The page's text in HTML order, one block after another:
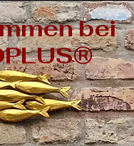
bei